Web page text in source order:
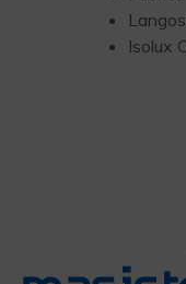
Isolux